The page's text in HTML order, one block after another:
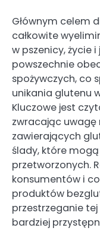
Głównym celem
całkowite
w pszenicy, życie
powszechnie
spożywczych, co
unikania glutenu
Kluczowe jest
zwracając uwagę
zawierających
ślady, które
przetworzonych.
konsumentów i
produktów
przestrzeganie
bardziej